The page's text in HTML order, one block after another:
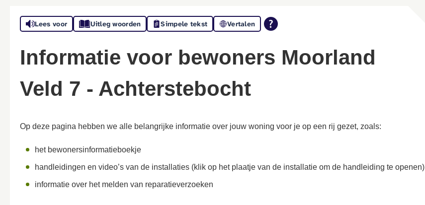
Lees voor Uitleg woorden Simpele tekst Vertalen
Informatie voor bewoners Moorland
Veld 7 - Achterstebocht
Op deze pagina hebben we alle belangrijke informatie over jouw woning voor je op een rij gezet, zoals:
het bewonersinformatieboekje
handleidingen en video’s van de installaties (klik op het plaatje van de installatie om de handleiding te openen)
informatie over het melden van reparatieverzoeken